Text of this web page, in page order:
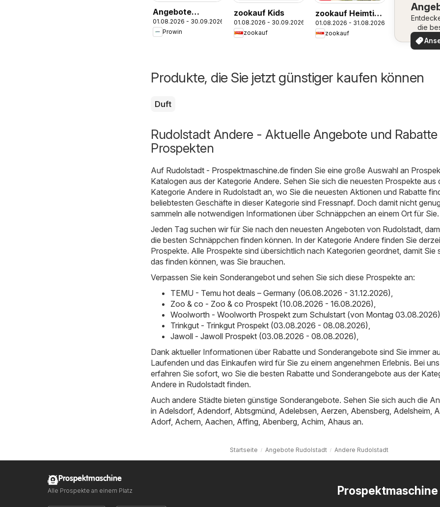
Angebote
ProWIN
August/September
01.08.2026 - 30.09.2026
Prowin
zookauf Kids
01.08.2026 - 30.09.2026
zookauf
zookauf Heimtier
Journal Special
01.08.2026 - 31.08.2026
zookauf
die
Produkte, die Sie jetzt günstiger kaufen können
Duft
Rudolstadt Andere - Aktuelle Angebote und Rabatte
Prospekten
Auf Rudolstadt - Prospektmaschine.de finden Sie eine große Auswahl an
Katalogen aus der Kategorie Andere. Sehen Sie sich die neuesten Prospekte aus
Kategorie Andere in Rudolstadt an, wo Sie die neuesten Aktionen und Rabatte
beliebtesten Geschäfte in dieser Kategorie sind Fressnapf. Doch damit nicht
sammeln alle notwendigen Informationen über Schnäppchen an einem Ort für Sie.
Jeden Tag suchen wir für Sie nach den neuesten Angeboten von Rudolstadt,
die besten Schnäppchen finden können. In der Kategorie Andere finden Sie
Prospekte. Alle Prospekte sind übersichtlich nach Kategorien geordnet, damit Sie
das finden können, was Sie brauchen.
Verpassen Sie kein Sonderangebot und sehen Sie sich diese Prospekte an:
TEMU - Temu hot deals – Germany (06.08.2026 - 31.12.2026)
Zoo & co - Zoo & co Prospekt (10.08.2026 - 16.08.2026)
Woolworth - Woolworth Prospekt zum Schulstart (von Montag 03.08.2026)
Trinkgut - Trinkgut Prospekt (03.08.2026 - 08.08.2026)
Jawoll - Jawoll Prospekt (03.08.2026 - 08.08.2026)
Dank aktueller Informationen über Rabatte und Sonderangebote sind Sie immer
Laufenden und das Einkaufen wird für Sie zu einem angenehmen Erlebnis. Bei uns
erfahren Sie sofort, wo Sie die besten Rabatte und Sonderangebote aus der
Andere in Rudolstadt finden.
Auch andere Städte bieten günstige Sonderangebote. Sehen Sie sich auch die
in Adelsdorf, Adendorf, Abtsgmünd Adelebsen Aerzen Abensberg Adelsheim
Adorf, Achern Aachen Affing Abenberg Achim Ahaus an.
Startseite Angebote Rudolstadt Andere Rudolstadt
Prospektmaschine
Prospektmaschine
Alle Prospekte an einem Platz